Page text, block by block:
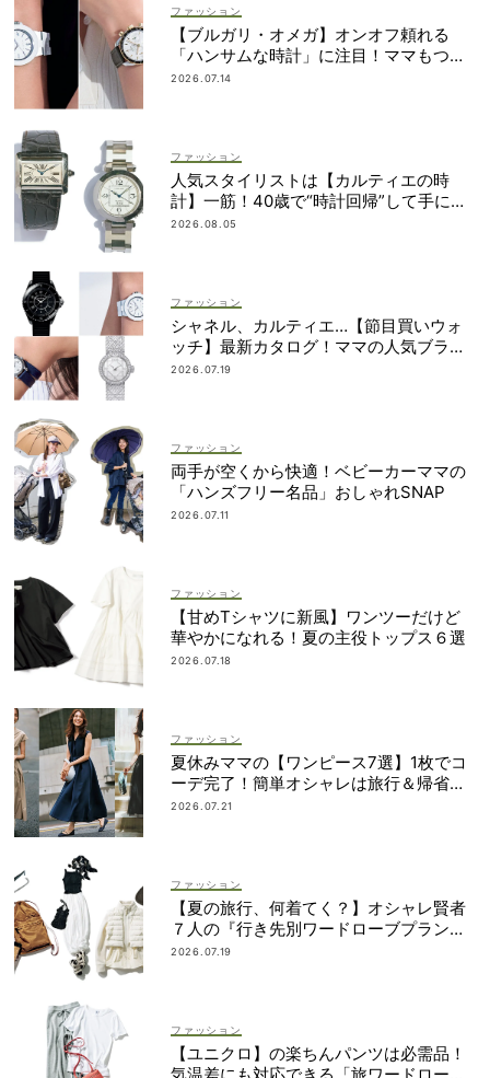
ファッション
【ブルガリ・オメガ】オンオフ頼れる
「ハンサムな時計」に注目！ママもつけ
やすいサイズ感って？
2026.07.14
ファッション
人気スタイリストは【カルティエの時
計】一筋！40歳で“時計回帰”して手に入
れた名品は？
2026.08.05
ファッション
シャネル、カルティエ…【節目買いウォ
ッチ】最新カタログ！ママの人気ブラン
ドを網羅
2026.07.19
ファッション
両手が空くから快適！ベビーカーママの
「ハンズフリー名品」おしゃれSNAP
2026.07.11
ファッション
【甘めTシャツに新風】ワンツーだけど
華やかになれる！夏の主役トップス６選
2026.07.18
ファッション
夏休みママの【ワンピース7選】1枚でコ
ーデ完了！簡単オシャレは旅行＆帰省に
も
2026.07.21
ファッション
【夏の旅行、何着てく？】オシャレ賢者
７人の『行き先別ワードローブプラン』
大公開！
2026.07.19
ファッション
【ユニクロ】の楽ちんパンツは必需品！